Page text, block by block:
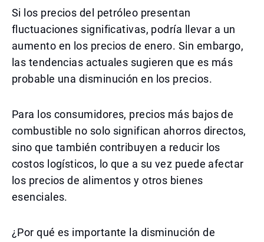
Si los precios del petróleo presentan
fluctuaciones significativas, podría llevar a un
aumento en los precios de enero. Sin embargo,
las tendencias actuales sugieren que es más
probable una disminución en los precios.
Para los consumidores, precios más bajos de
combustible no solo significan ahorros directos,
sino que también contribuyen a reducir los
costos logísticos, lo que a su vez puede afectar
los precios de alimentos y otros bienes
esenciales.
¿Por qué es importante la disminución de